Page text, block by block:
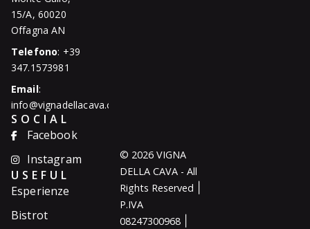
15/A, 60020
Offagna AN
Telefono: +39
347.1573981
Email:
info@vignadellacava.com
SOCIAL
Facebook
Instagram
USEFUL
Esperienze
Bistrot
© 2026 VIGNA
DELLA CAVA - All
Rights Reserved
P.IVA
08247300968|